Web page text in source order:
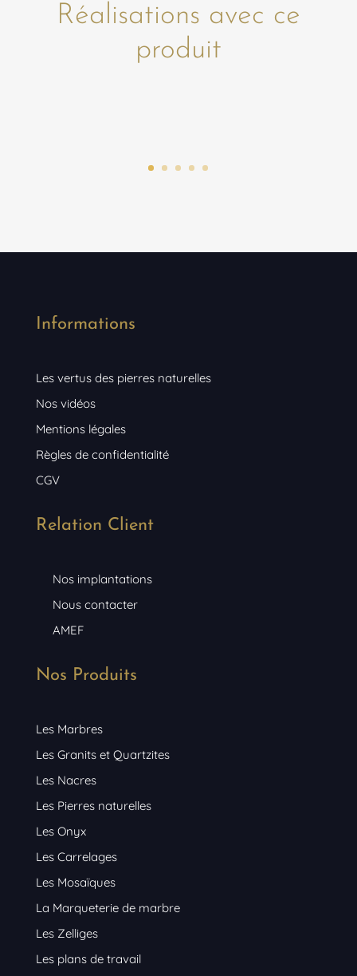
Réalisations avec ce
produit
Informations
Les vertus des pierres naturelles
Nos vidéos
Mentions légales
Règles de confidentialité
CGV
Relation Client
Nos implantations
Nous contacter
AMEF
Nos Produits
Les Marbres
Les Granits et Quartzites
Les Nacres
Les Pierres naturelles
Les Onyx
Les Carrelages
Les Mosaïques
La Marqueterie de marbre
Les Zelliges
Les plans de travail